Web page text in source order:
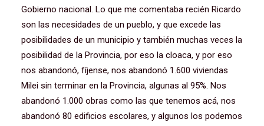
Gobierno nacional. Lo que me comentaba recién Ricardo
son las necesidades de un pueblo, y que excede las
posibilidades de un municipio y también muchas veces la
posibilidad de la Provincia, por eso la cloaca, y por eso
nos abandonó, fíjense, nos abandonó 1.600 viviendas
Milei sin terminar en la Provincia, algunas al 95%. Nos
abandonó 1.000 obras como las que tenemos acá, nos
abandonó 80 edificios escolares, y algunos los podemos